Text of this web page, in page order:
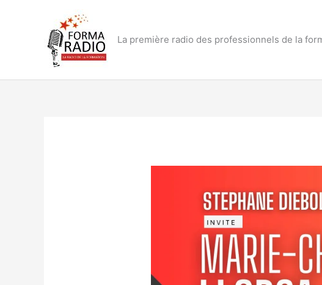
La première radio des professionnels de la